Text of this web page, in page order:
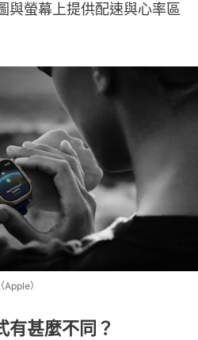
與螢幕上提供配速與心率區
）
有甚麼不同？